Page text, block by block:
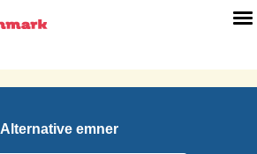
Alternative emner